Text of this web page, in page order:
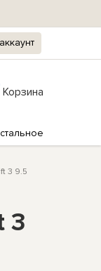
Корзина
3 9.5
3